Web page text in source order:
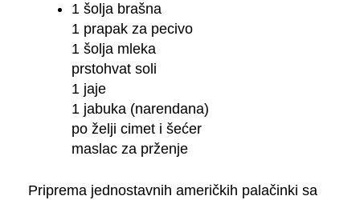
1 šolja brašna
1 prapak za pecivo
1 šolja mleka
prstohvat soli
1 jaje
1 jabuka (narendana)
po želji cimet i šećer
maslac za prženje
Priprema jednostavnih američkih palačinki sa